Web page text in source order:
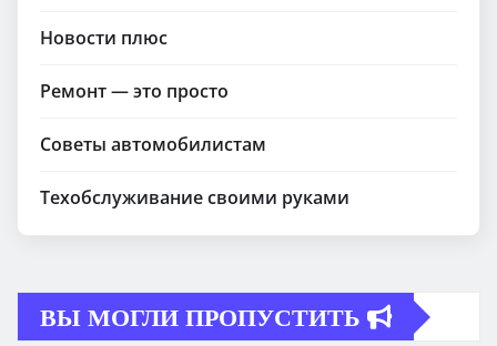
Новости плюс
Ремонт — это просто
Советы автомобилистам
Техобслуживание своими руками
ВЫ МОГЛИ ПРОПУСТИТЬ